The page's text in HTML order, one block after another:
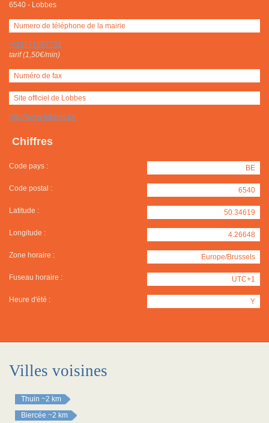
6540 - Lobbes
Numero de téléphone de la mairie
+(32) 71597731
tarif (1,50€/min)
Numéro de fax
Site officiel de Lobbes
http://www.lobbes.be
Chiffres
Code pays : BE
Code postal : 6540
Latitude : 50.34619
Longitude : 4.26648
Zone horaire : Europe/Brussels
Fuseau horaire : UTC+1
Heure d'été : Y
Villes voisines
Thuin ~2 km
Biercée ~2 km